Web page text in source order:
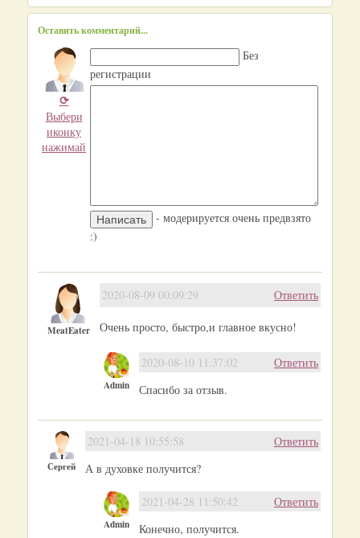
Оставить комментарий...
⟳
Выбери
иконку
нажимай
Без
регистрации
- модерируется очень предвзято
:)
MeatEater
Ответить
2020-08-09 00:09:29
Очень просто, быстро,и главное вкусно!
Admin
Ответить
2020-08-10 11:37:02
Спасибо за отзыв.
Сергей
Ответить
2021-04-18 10:55:58
А в духовке получится?
Admin
Ответить
2021-04-28 11:50:42
Конечно, получится.